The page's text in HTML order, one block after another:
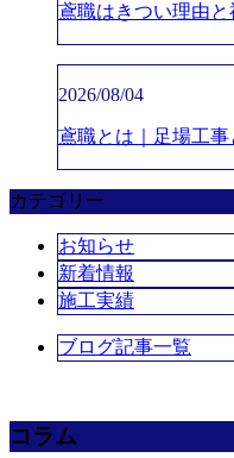
鳶職はきつい理由
2026/08/04
鳶職とは｜足場工
カテゴリー
お知らせ
新着情報
施工実績
ブログ記事一覧
コラム